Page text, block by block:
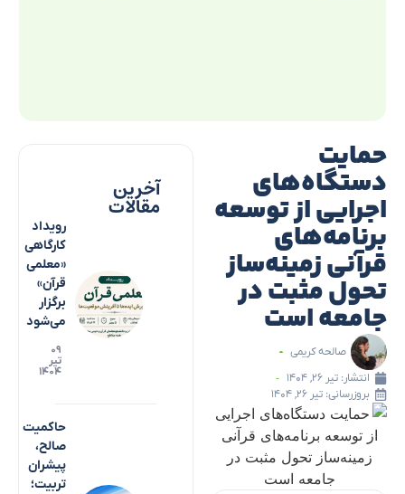
حمایت
دستگاه‌های
اجرایی از توسعه
برنامه‌های
قرآنی زمینه‌ساز
تحول مثبت در
جامعه است
صالحه کریمی
انتشار: تیر ۲۶, ۱۴۰۴
بروزرسانی: تیر ۲۶, ۱۴۰۴
آخرین
مقالات
رویداد
کارگاهی
«معلمی
قرآن»
برگزار
می‌شود
۰۹
تیر
۱۴۰۴
حاکمیت
صالح،
پیشران
تربیت؛